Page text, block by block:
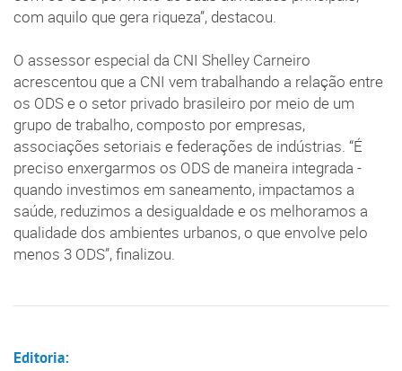
com aquilo que gera riqueza”, destacou.
O assessor especial da CNI Shelley Carneiro
acrescentou que a CNI vem trabalhando a relação entre
os ODS e o setor privado brasileiro por meio de um
grupo de trabalho, composto por empresas,
associações setoriais e federações de indústrias. “É
preciso enxergarmos os ODS de maneira integrada -
quando investimos em saneamento, impactamos a
saúde, reduzimos a desigualdade e os melhoramos a
qualidade dos ambientes urbanos, o que envolve pelo
menos 3 ODS”, finalizou.
Editoria: